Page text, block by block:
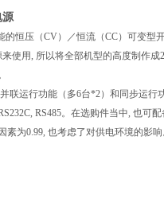
源
恒压（CV）／恒流（CC）可变型
使用, 所以将全部机型的高度制作
联运行功能（多6台*2）和同步运行
RS485。在选购件当中, 也可配
为0.99, 也考虑了对供电环境的影响